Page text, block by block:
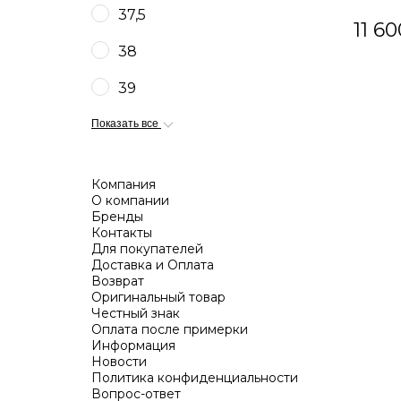
37,5
38
39
Показать все
11
Компания
О компании
Бренды
Контакты
Для покупателей
Доставка и Оплата
Возврат
Оригинальный товар
Честный знак
Оплата после примерки
Информация
Новости
Политика конфиденциальности
Вопрос-ответ